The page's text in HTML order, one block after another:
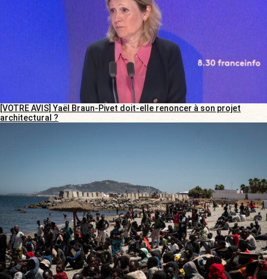
[VOTRE AVIS] Yaël Braun-Pivet doit-elle renoncer à son projet
architectural ?